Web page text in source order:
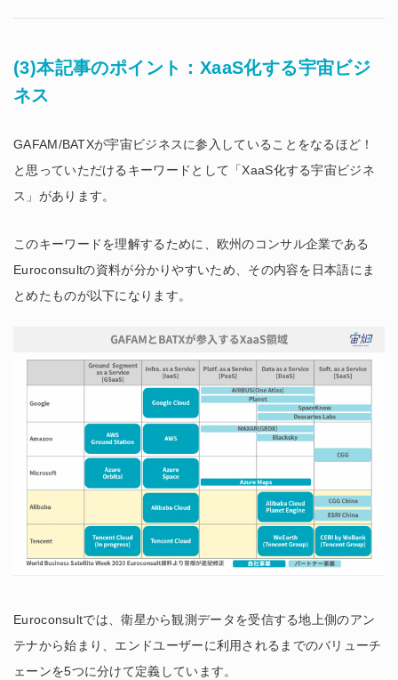
(3)本記事のポイント：XaaS化する宇宙ビジ
ネス
GAFAM/BATXが宇宙ビジネスに参入していることをなるほど！
と思っていただけるキーワードとして「XaaS化する宇宙ビジネ
ス」があります。
このキーワードを理解するために、欧州のコンサル企業である
Euroconsultの資料が分かりやすいため、その内容を日本語にま
とめたものが以下になります。
Euroconsultでは、衛星から観測データを受信する地上側のアン
テナから始まり、エンドユーザーに利用されるまでのバリューチ
ェーンを5つに分けて定義しています。